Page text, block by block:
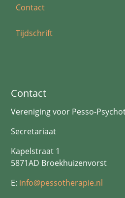
Contact
Tijdschrift
Contact
Vereniging voor Pesso-
Secretariaat
Kapelstraat 1
5871AD Broekhuizenvorst
E: info@pessotherapie.nl